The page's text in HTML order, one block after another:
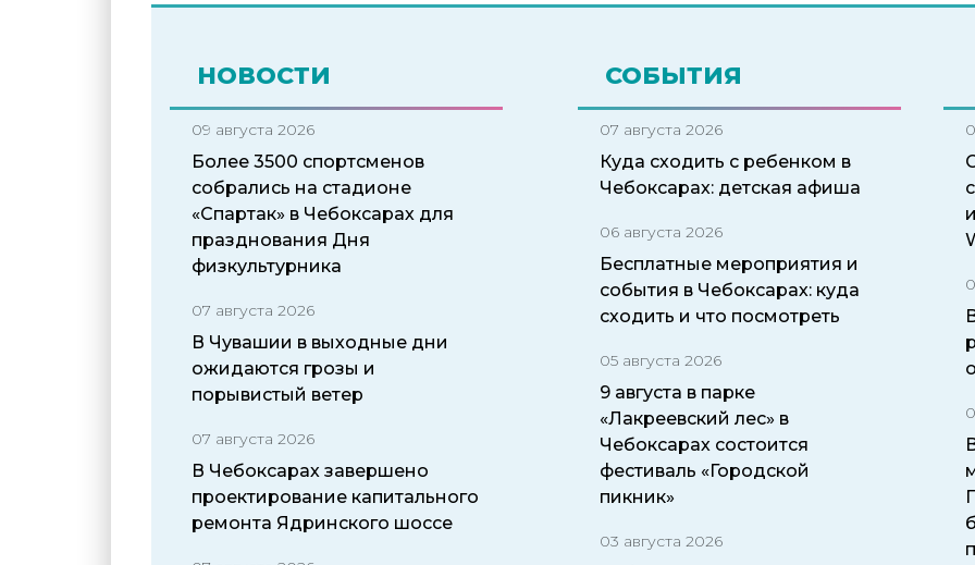
НОВОСТИ
09 августа 2026
Более 3500 спортсменов
собрались на стадионе
«Спартак» в Чебоксарах для
празднования Дня
физкультурника
07 августа 2026
В Чувашии в выходные дни
ожидаются грозы и
порывистый ветер
07 августа 2026
В Чебоксарах завершено
проектирование капитального
ремонта Ядринского шоссе
СОБЫТИЯ
07 августа 2026
Куда сходить с ребенком в
Чебоксарах: детская афиша
06 августа 2026
Бесплатные мероприятия и
события в Чебоксарах: куда
сходить и что посмотреть
05 августа 2026
9 августа в парке
«Лакреевский лес» в
Чебоксарах состоится
фестиваль «Городской
пикник»
03 августа 2026